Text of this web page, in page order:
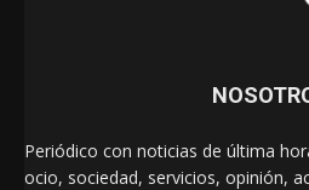
Periódico con noticias de última
ocio, sociedad, servicios, opinión,